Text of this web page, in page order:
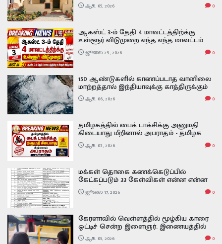
ஆக. 05, 2026 0
ஆகஸ்ட் 3-ம் தேதி 4 மாவட்டத்திற்க்கு
உள்ளூர் விடுமுறை எந்த எந்த மாவட்டம்
தெரியுமா
ஜூலை 29, 2026 0
150 ஆண்டுகளில் காணப்படாத வானிலை
மாற்றத்தால் இந்தியாவுக்கு காத்திருக்கும்
அதிர்ச்சி வலுவடைந்த சூப்பர் எல் நினோ -
அதன் பாதிப்பு எப்படி இருக்கும் Super El
ஆக. 06, 2026 0
தமிழகத்தில் பைக் டாக்சிக்கு அனுமதி
கிடையாது மீறினால் அபராதம் - தமிழக
அரசு Bike taxis are not allowed in Tamil
Nadu
ஆக. 03, 2026 0
மக்கள் தொகை கணக்கெடுப்பில்
கேட்கப்படும் 33 கேள்விகள் என்ன என்ன
முழு விவரம் The Population Census 2026–
2027 33 QUESTIONS ARE:
ஜூலை 17, 2026 0
கேரளாவில் வெள்ளத்தில் மூழ்கிய காரை
ஓட்டிச் சென்ற இளைஞர். இணையத்தில்
வைரலாகும் வீடியோ
ஆக. 05, 2026 0